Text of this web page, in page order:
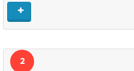
2